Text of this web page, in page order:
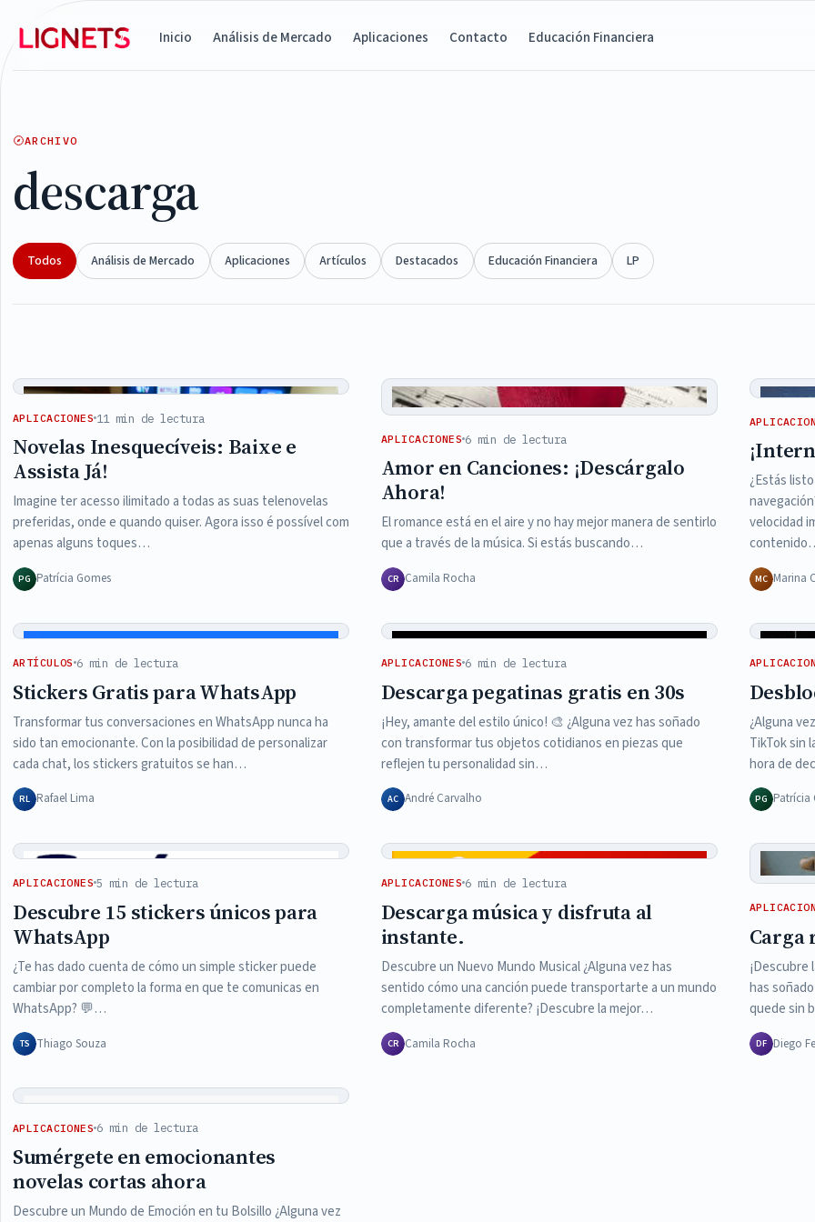
Inicio Análisis de Mercado Aplicaciones Contacto Educación Financiera
ARCHIVO
descarga
Todos Análisis de Mercado Aplicaciones Artículos Destacados Educación Financiera LP
Articles
APLICACIONES 11 min de lectura
Novelas Inesquecíveis: Baixe e
Assista Já!
Imagine ter acesso ilimitado a todas as suas telenovelas
preferidas, onde e quando quiser. Agora isso é possível com
apenas alguns toques…
PG Patrícia Gomes
APLICACIONES 6 min de lectura
Amor en Canciones: ¡Descárgalo
Ahora!
El romance está en el aire y no hay mejor manera de sentirlo
que a través de la música. Si estás buscando…
CR Camila Rocha
¿Estás
velocidad
MC Marina
ARTÍCULOS 6 min de lectura
Stickers Gratis para WhatsApp
Transformar tus conversaciones en WhatsApp nunca ha
sido tan emocionante. Con la posibilidad de personalizar
cada chat, los stickers gratuitos se han…
RL Rafael Lima
APLICACIONES 6 min de lectura
Descarga pegatinas gratis en 30s
¡Hey, amante del estilo único! 🎨 ¿Alguna vez has soñado
con transformar tus objetos cotidianos en piezas que
reflejen tu personalidad sin…
AC André Carvalho
¿Alguna
TikTok sin
hora de
PG Patrícia
APLICACIONES 5 min de lectura
Descubre 15 stickers únicos para
WhatsApp
¿Te has dado cuenta de cómo un simple sticker puede
cambiar por completo la forma en que te comunicas en
WhatsApp? 💬…
TS Thiago Souza
APLICACIONES 6 min de lectura
Descarga música y disfruta al
instante.
Descubre un Nuevo Mundo Musical ¿Alguna vez has
sentido cómo una canción puede transportarte a un mundo
completamente diferente? ¡Descubre la mejor…
CR Camila Rocha
Carga
¡Descubre
has
quede sin
DF Diego
APLICACIONES 6 min de lectura
Sumérgete en emocionantes
novelas cortas ahora
Descubre un Mundo de Emoción en tu Bolsillo ¿Alguna vez